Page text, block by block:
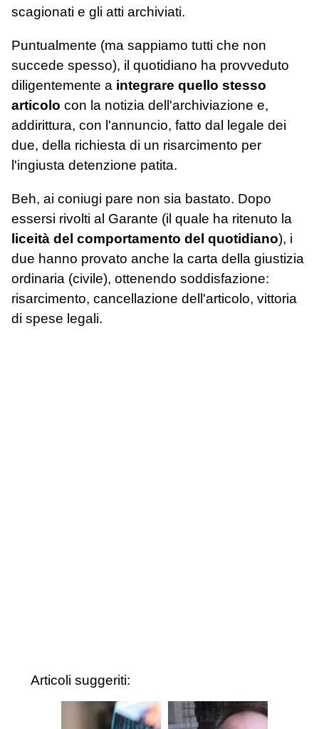
scagionati e gli atti archiviati.
Puntualmente (ma sappiamo tutti che non
succede spesso), il quotidiano ha provveduto
diligentemente a integrare quello stesso
articolo con la notizia dell'archiviazione e,
addirittura, con l'annuncio, fatto dal legale dei
due, della richiesta di un risarcimento per
l'ingiusta detenzione patita.
Beh, ai coniugi pare non sia bastato. Dopo
essersi rivolti al Garante (il quale ha ritenuto la
liceità del comportamento del quotidiano), i
due hanno provato anche la carta della giustizia
ordinaria (civile), ottenendo soddisfazione:
risarcimento, cancellazione dell'articolo, vittoria
di spese legali.
Articoli suggeriti: